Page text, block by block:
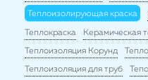
Теплоизолирующая краска
Теплокраска Керамическая
Теплоизоляция Корунд
Теплоизоляция для труб